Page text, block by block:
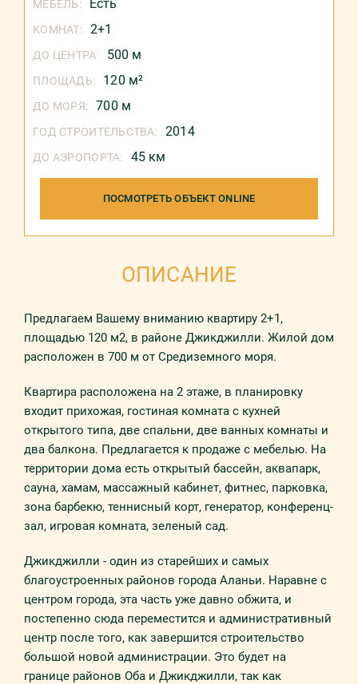
МЕБЕЛЬ: Есть
КОМНАТ: 2+1
ДО ЦЕНТРА: 500 м
ПЛОЩАДЬ: 120 м²
ДО МОРЯ: 700 м
ГОД СТРОИТЕЛЬСТВА: 2014
ДО АЭРОПОРТА: 45 км
ПОСМОТРЕТЬ ОБЪЕКТ ONLINE
ОПИСАНИЕ
Предлагаем Вашему вниманию квартиру 2+1,
площадью 120 м2, в районе Джикджилли. Жилой дом
расположен в 700 м от Средиземного моря.
Квартира расположена на 2 этаже, в планировку
входит прихожая, гостиная комната с кухней
открытого типа, две спальни, две ванных комнаты и
два балкона. Предлагается к продаже с мебелью. На
территории дома есть открытый бассейн, аквапарк,
сауна, хамам, массажный кабинет, фитнес, парковка,
зона барбекю, теннисный корт, генератор, конференц-
зал, игровая комната, зеленый сад.
Джикджилли - один из старейших и самых
благоустроенных районов города Аланьи. Наравне с
центром города, эта часть уже давно обжита, и
постепенно сюда переместится и административный
центр после того, как завершится строительство
большой новой администрации. Это будет на
границе районов Оба и Джикджилли, так как